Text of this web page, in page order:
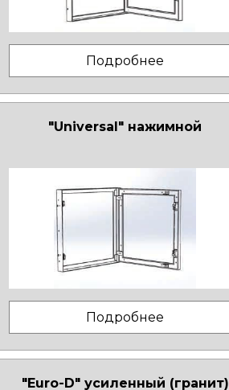
Подробнее
"Universal" нажимной
Подробнее
"Euro-D" усиленный (гранит)